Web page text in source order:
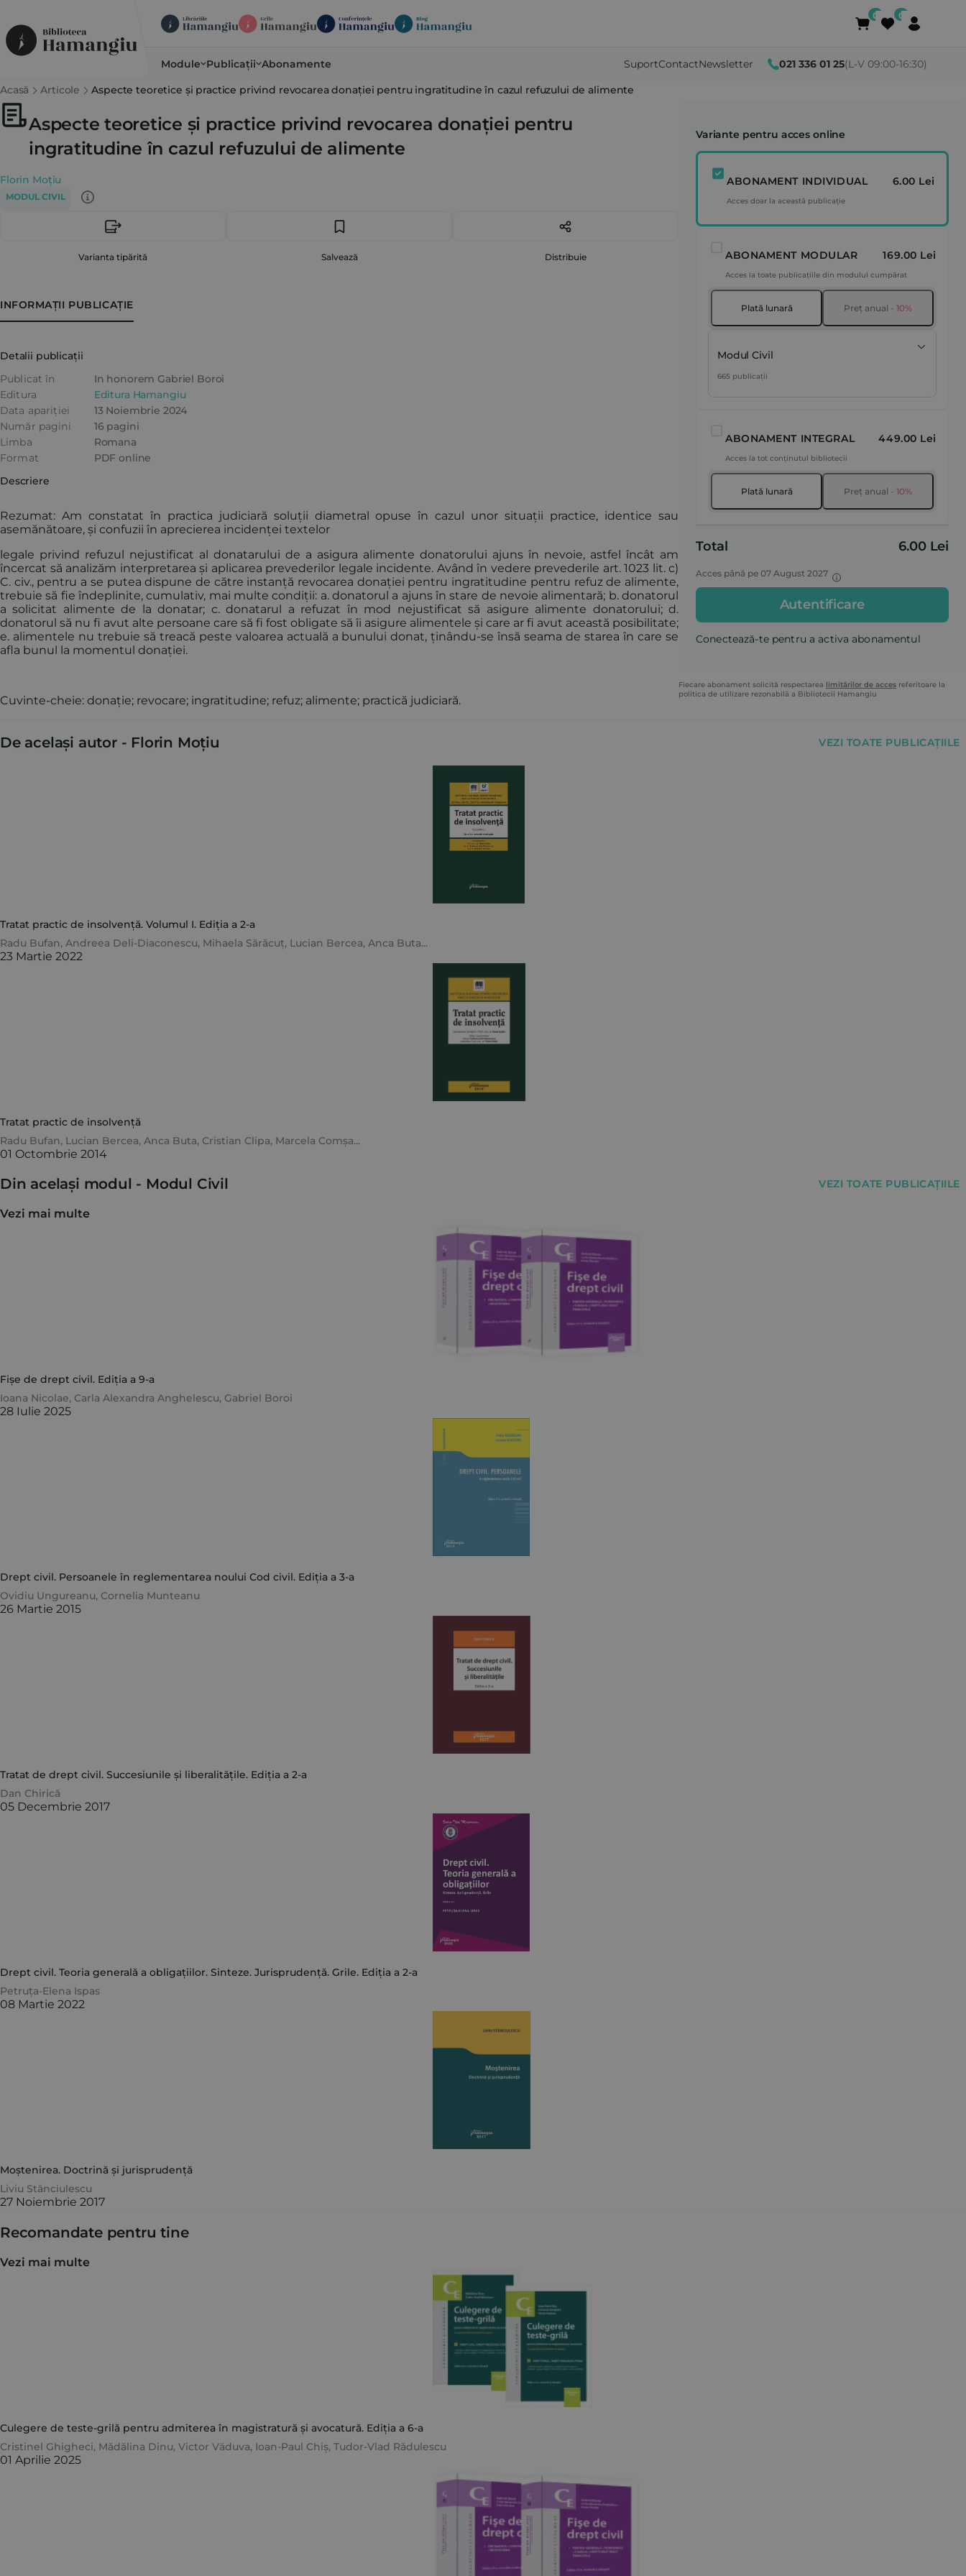
Module Publicații Abonamente SuportContactNewsletter 021 336 01 25(L-V 09:00-16:30)
Acasă Articole Aspecte teoretice și practice privind revocarea donației pentru ingratitudine în cazul refuzului de alimente
Aspecte teoretice și practice privind revocarea donației pentru
ingratitudine în cazul refuzului de alimente
Florin Moțiu
MODUL CIVIL
Varianta tipărită Salvează Distribuie
INFORMAȚII PUBLICAȚIE
Detalii publicații
Publicat în
In honorem Gabriel Boroi
Editura
Editura Hamangiu
Data apariției
13 Noiembrie 2024
Număr pagini
16 pagini
Limba
Romana
Format
PDF online
Descriere
Rezumat: Am constatat în practica judiciară soluții diametral opuse în cazul unor situații practice, identice sau
asemănătoare, și confuzii în aprecierea incidenței textelor
legale privind refuzul nejustificat al donatarului de a asigura alimente donatorului ajuns în nevoie, astfel încât am
încercat să analizăm interpretarea și aplicarea prevederilor legale incidente. Având în vedere prevederile art. 1023 lit. c)
C. civ., pentru a se putea dispune de către instanță revocarea donației pentru ingratitudine pentru refuz de alimente,
trebuie să fie îndeplinite, cumulativ, mai multe condiții: a. donatorul a ajuns în stare de nevoie alimentară; b. donatorul
a solicitat alimente de la donatar; c. donatarul a refuzat în mod nejustificat să asigure alimente donatorului; d.
donatorul să nu fi avut alte persoane care să fi fost obligate să îi asigure alimentele și care ar fi avut această posibilitate;
e. alimentele nu trebuie să treacă peste valoarea actuală a bunului donat, ținându-se însă seama de starea în care se
afla bunul la momentul donației.
Cuvinte-cheie: donație; revocare; ingratitudine; refuz; alimente; practică judiciară.
Variante pentru acces online
ABONAMENT INDIVIDUAL 6.00 Lei
Acces doar la această publicație
ABONAMENT MODULAR 169.00 Lei
Acces la toate publicațiile din modulul cumpărat
Plată lunară Preț anual - 10%
Modul Civil
665 publicații
ABONAMENT INTEGRAL 449.00 Lei
Acces la tot conținutul bibliotecii
Plată lunară Preț anual - 10%
Total 6.00 Lei
Acces până pe 07 August 2027
Autentificare
Conectează-te pentru a activa abonamentul
Fiecare abonament solicită respectarea limitărilor de acces referitoare la
politica de utilizare rezonabilă a Bibliotecii Hamangiu
De același autor - Florin Moțiu VEZI TOATE PUBLICAȚIILE
Tratat practic de insolvență. Volumul I. Ediția a 2-a
Radu Bufan, Andreea Deli-Diaconescu, Mihaela Sărăcuț, Lucian Bercea, Anca Buta...
23 Martie 2022
Tratat practic de insolvență
Radu Bufan, Lucian Bercea, Anca Buta, Cristian Clipa, Marcela Comșa...
01 Octombrie 2014
Din același modul - Modul Civil VEZI TOATE PUBLICAȚIILE
Vezi mai multe
Fișe de drept civil. Ediția a 9-a
Ioana Nicolae, Carla Alexandra Anghelescu, Gabriel Boroi
28 Iulie 2025
Drept civil. Persoanele în reglementarea noului Cod civil. Ediția a 3-a
Ovidiu Ungureanu, Cornelia Munteanu
26 Martie 2015
Tratat de drept civil. Succesiunile și liberalitățile. Ediția a 2-a
Dan Chirică
05 Decembrie 2017
Drept civil. Teoria generală a obligațiilor. Sinteze. Jurisprudență. Grile. Ediția a 2-a
Petruța-Elena Ispas
08 Martie 2022
Moștenirea. Doctrină și jurisprudență
Liviu Stănciulescu
27 Noiembrie 2017
Recomandate pentru tine
Vezi mai multe
Culegere de teste-grilă pentru admiterea în magistratură și avocatură. Ediția a 6-a
Cristinel Ghigheci, Mădălina Dinu, Victor Văduva, Ioan-Paul Chiș, Tudor-Vlad Rădulescu
01 Aprilie 2025